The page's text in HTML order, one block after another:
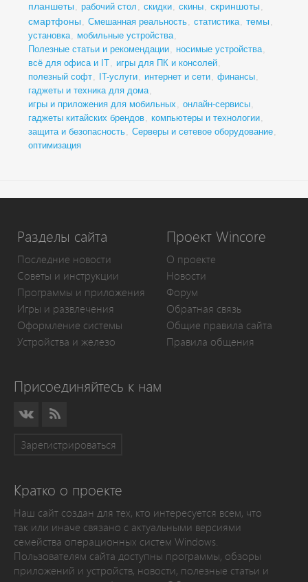
планшеты , рабочий стол , скидки, скины, скриншоты ,
смартфоны , Смешанная реальность, статистика, темы ,
установка, мобильные устройства,
Полезные статьи и рекомендации, носимые устройства,
всё для офиса и IT, игры для ПК и консолей,
полезный софт, IT-услуги, интернет и сети, финансы,
гаджеты и техника для дома,
игры и приложения для мобильных , онлайн-сервисы,
гаджеты китайских брендов, компьютеры и технологии,
защита и безопасность, Серверы и сетевое оборудование,
оптимизация
Разделы сайта
Последние новости
Советы и инструкции
Программы и приложения
Игры и развлечения
Оформление системы
Устройства и железо
Проект Wincore
О проекте
Новости
Форум
Обратная связь
Общие правила сайта
Правила общения
Присоединяйтесь к нам
Зарегистрироваться
Кратко о проекте
Наш сайт создан для тех, кто интересуется всем, что
так или иначе связано с актуальными версиями
семейства операционных систем Windows.
Пользователям сайта доступны программы, обзоры
приложений и устройств, новости, полезные статьи и